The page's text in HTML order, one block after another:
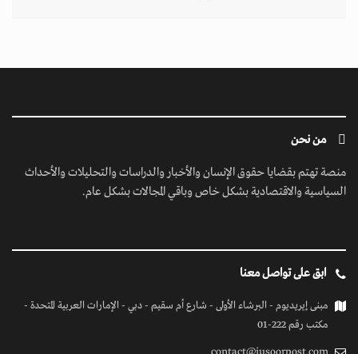
من نحن
منصة تهتم بقضايا حقوق الإنسان والأخبار والدراسات والتحليلات والأحداث
السياسية والاقتصادية بشكل خاص وباقي المجالات بشكل عام.
ابق على تواصل معنا
مبنى إيريديوم - البرشاء الأولى - شارع أم سقيم - دبي - الإمارات العربية المتحدة -
مكتب رقم 222-01